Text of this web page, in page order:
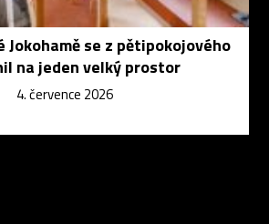
Jokohamě se z pětipokojového
na jeden velký prostor
4. července 2026